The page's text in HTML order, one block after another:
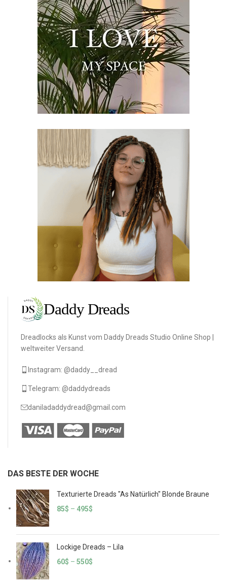
Dreadlocks als Kunst vom Daddy Dreads Studio Online Shop |
weltweiter Versand.
Instagram: @daddy__dread
Telegram: @daddydreads
daniladaddydread@gmail.com
DAS BESTE DER WOCHE
Texturierte Dreads "As Natürlich" Blonde Braune
85$ – 495$
Lockige Dreads – Lila
60$ – 550$